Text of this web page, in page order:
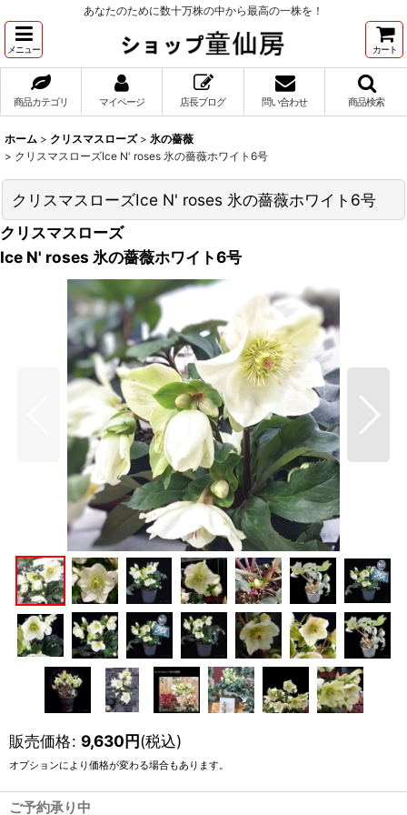
あなたのために数十万株の中から最高の一株を！
メニュー カート
商品カテゴリ マイページ 店長ブログ 問い合わせ 商品検索
ホーム > クリスマスローズ > 氷の薔薇
> クリスマスローズIce N' roses 氷の薔薇ホワイト6号
クリスマスローズIce N' roses 氷の薔薇ホワイト6号
クリスマスローズ
Ice N' roses 氷の薔薇ホワイト6号
販売価格: 9,630円(税込)
オプションにより価格が変わる場合もあります。
ご予約承り中